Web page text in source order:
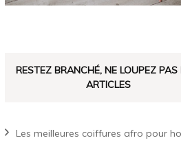
RESTEZ BRANCHÉ, NE LOUPEZ PAS
ARTICLES
Les meilleures coiffures afro pour